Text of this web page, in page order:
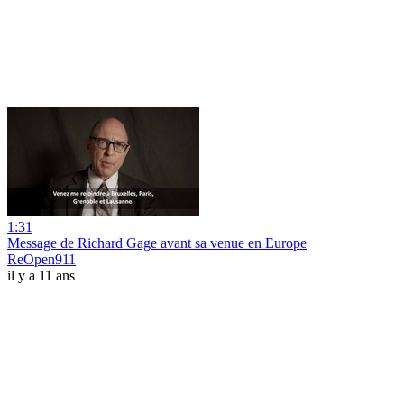
1:31
Message de Richard Gage avant sa venue en Europe
ReOpen911
il y a 11 ans